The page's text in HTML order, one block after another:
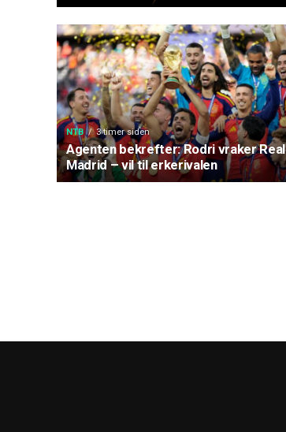
NTB 3 timer siden
Agenten bekrefter: Rodri vraker Real
Madrid – vil til erkerivalen